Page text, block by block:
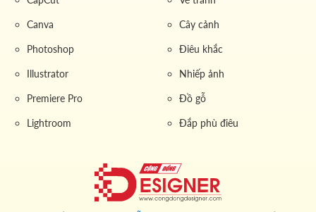
Canva
Photoshop
Illustrator
Premiere Pro
Lightroom
Cây cảnh
Điêu khắc
Nhiếp ảnh
Đồ gỗ
Đắp phù điêu